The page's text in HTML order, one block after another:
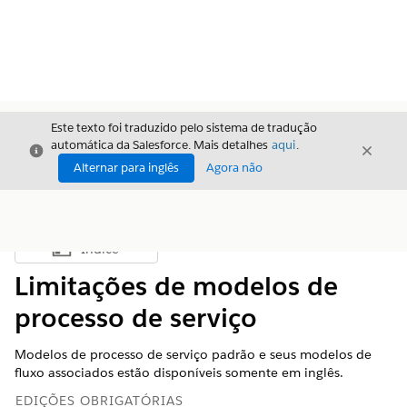
Fechar
Este texto foi traduzido pelo sistema de tradução
automática da Salesforce. Mais detalhes aqui.
Alternar para inglês
Agora não
Fechar
Mostrar índice
Índice
Limitações de modelos de
processo de serviço
Modelos de processo de serviço padrão e seus modelos de
fluxo associados estão disponíveis somente em inglês.
EDIÇÕES OBRIGATÓRIAS